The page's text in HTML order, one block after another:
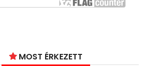
MOST ÉRKEZETT